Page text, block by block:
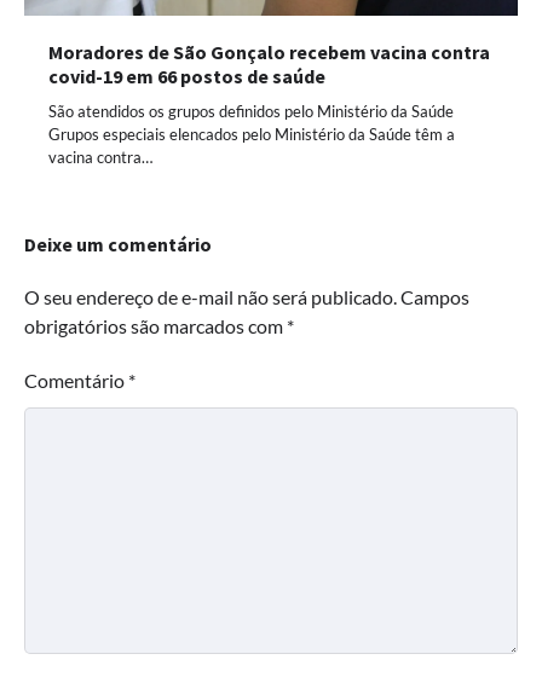
Moradores de São Gonçalo recebem vacina contra
covid-19 em 66 postos de saúde
São atendidos os grupos definidos pelo Ministério da Saúde
Grupos especiais elencados pelo Ministério da Saúde têm a
vacina contra…
Deixe um comentário
O seu endereço de e-mail não será publicado.Campos
obrigatórios são marcados com *
Comentário *